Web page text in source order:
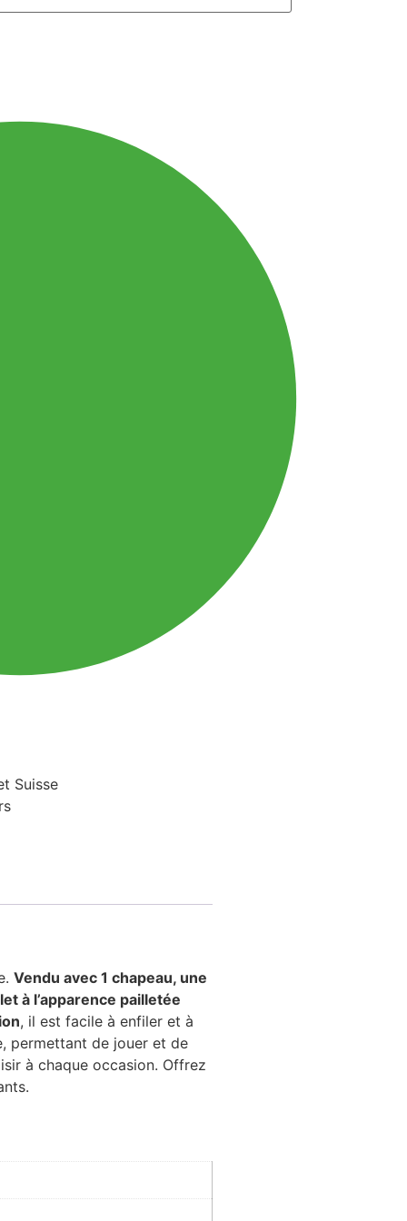
Suisse
Vendu avec 1 chapeau, une
à l’apparence pailletée
, il est facile à enfiler et à
permettant de jouer et de
à chaque occasion. Offrez